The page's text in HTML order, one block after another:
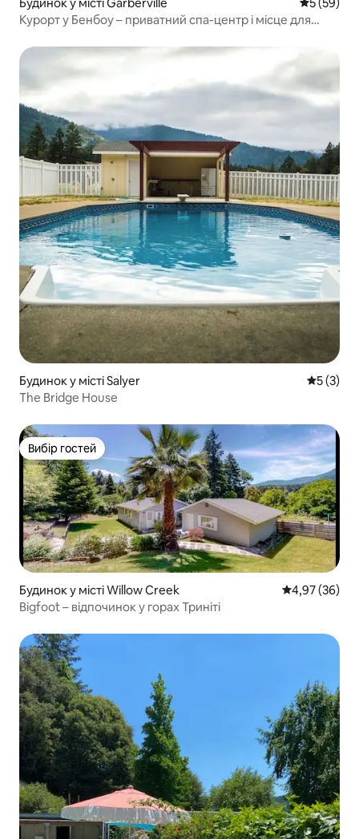
Курорт у Бенбоу – приватний спа-центр і місце для
Будинок у місті Salyer Середня
5 (3)
The Bridge House
Вибір гостей
Вибір гостей
Будинок у місті Willow Creek Середня
4,97 (36)
Bigfoot – відпочинок у горах Триніті